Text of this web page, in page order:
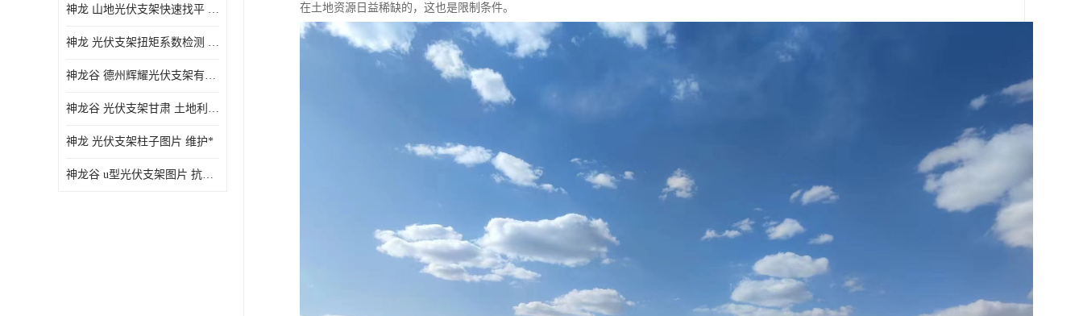
神龙 山地光伏支架快速找平 抗风耐压
神龙 光伏支架扭矩系数检测 适应性强
神龙谷 德州辉耀光伏支架有限公司 材质多样
神龙谷 光伏支架甘肃 土地利用率高
神龙 光伏支架柱子图片 维护*
神龙谷 u型光伏支架图片 抗紫外线
在土地资源日益稀缺的，这也是限制条件。